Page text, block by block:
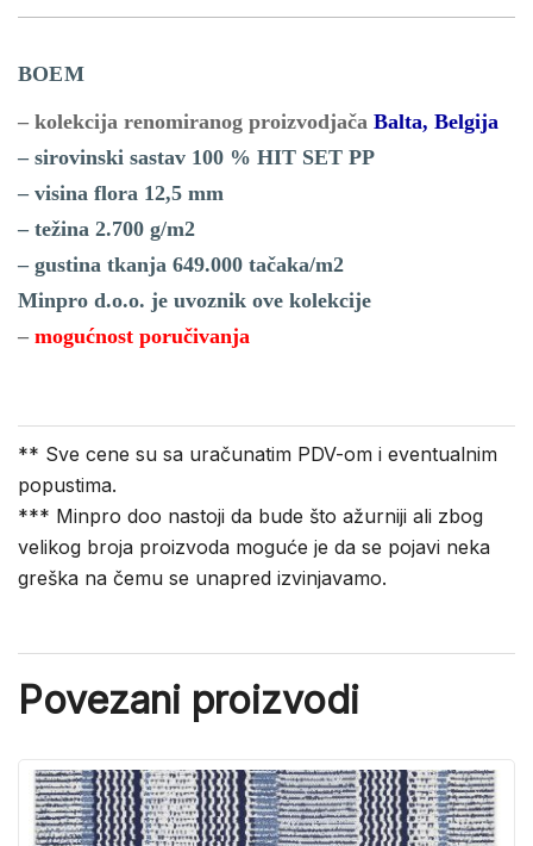
BOEM
– kolekcija renomiranog proizvodjača Balta, Belgija
– sirovinski sastav 100 % HIT SET PP
– visina flora 12,5 mm
– težina 2.700 g/m2
– gustina tkanja 649.000 tačaka/m2
Minpro d.o.o. je uvoznik ove kolekcije
– mogućnost poručivanja
** Sve cene su sa uračunatim PDV-om i eventualnim
popustima.
*** Minpro doo nastoji da bude što ažurniji ali zbog
velikog broja proizvoda moguće je da se pojavi neka
greška na čemu se unapred izvinjavamo.
Povezani proizvodi